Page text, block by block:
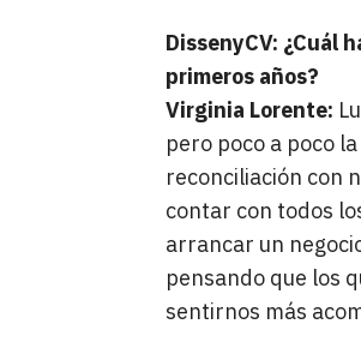
DissenyCV: ¿Cuál
primeros años?
Virginia Lorente:
pero poco a poco
reconciliación con
contar con todos
arrancar un
pensando que los
sentirnos más